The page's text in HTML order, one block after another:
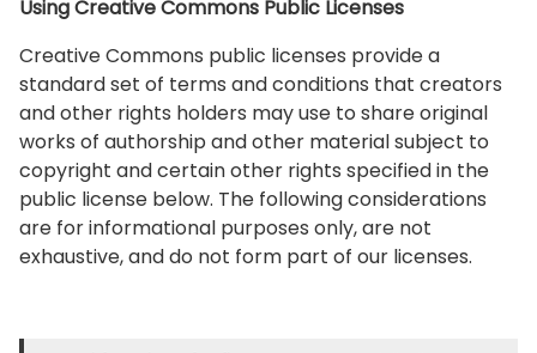
Using Creative Commons Public Licenses
Creative Commons public licenses provide a
standard set of terms and conditions that creators
and other rights holders may use to share original
works of authorship and other material subject to
copyright and certain other rights specified in the
public license below. The following considerations
are for informational purposes only, are not
exhaustive, and do not form part of our licenses.